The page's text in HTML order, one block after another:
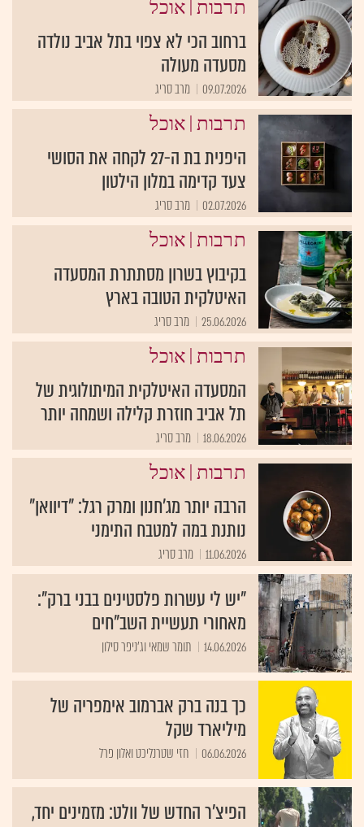
תרבות אוכל
ברחוב הכי לא צפוי בתל אביב נולדה
מסעדה מעולה
09.07.2026 מרב סריג
תרבות | אוכל
היפנית בת ה-27 לקחה את הסושי
צעד קדימה במלון הילטון
02.07.2026 מרב סריג
תרבות | אוכל
בקיבוץ בשרון מסתתרת המסעדה
האיטלקית הטובה בארץ
25.06.2026 מרב סריג
תרבות | אוכל
המסעדה האיטלקית המיתולוגית של
תל אביב חוזרת קלילה ושמחה יותר
18.06.2026 מרב סריג
תרבות | אוכל
הרבה יותר מג'חנון ומרק רגל: "דיוואן"
נותנת במה למטבח התימני
11.06.2026 מרב סריג
"יש לי עשרות פלסטינים בבני ברק":
מאחורי תעשיית השב"חים
14.06.2026 תומר שמאי וג'ניפר סילון
כך בנה ברק אברמוב אימפריה של
מיליארד שקל
06.06.2026 חזי שטרנליכט ואלון פרל
הפיצ’ר החדש של וולט: מזמינים יחד,